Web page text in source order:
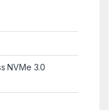
NVMe 3.0